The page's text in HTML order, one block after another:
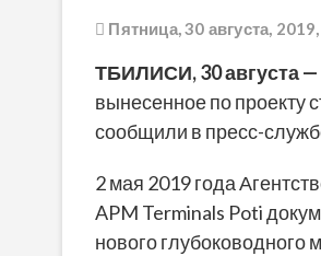
Пятница, 30 августа,
ТБИЛИСИ, 30 августа
вынесенное по проекту
сообщили в пресс-
2 мая 2019 года
APM Terminals Poti
нового глубоководного